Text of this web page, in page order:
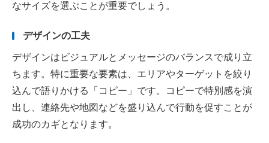
なサイズを選ぶことが重要でしょう。
デザインの工夫
デザインはビジュアルとメッセージのバランスで成り立
ちます。特に重要な要素は、エリアやターゲットを絞り
込んで語りかける「コピー」です。コピーで特別感を演
出し、連絡先や地図などを盛り込んで行動を促すことが
成功のカギとなります。